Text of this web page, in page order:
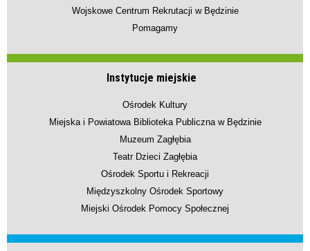
Wojskowe Centrum Rekrutacji w Będzinie
Pomagamy
Instytucje miejskie
Ośrodek Kultury
Miejska i Powiatowa Biblioteka Publiczna w Będzinie
Muzeum Zagłębia
Teatr Dzieci Zagłębia
Ośrodek Sportu i Rekreacji
Międzyszkolny Ośrodek Sportowy
Miejski Ośrodek Pomocy Społecznej